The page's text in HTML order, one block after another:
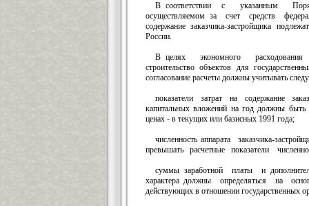
В соответствии с указанным
осуществляемом за счет средств
содержание заказчика-застройщика
России.
В целях экономного
строительство объектов для
согласование расчеты должны учитывать
показатели затрат на содержание
капитальных вложений на год должны
ценах - в текущих или базисных 1991 года;
численность аппарата заказчика-
превышать расчетные показатели
суммы заработной платы и
характера должны определяться на
действующих в отношении государственных